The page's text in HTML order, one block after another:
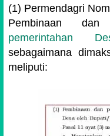
(1) Permendagri
Pembinaan
pemerintahan
sebagaimana
meliputi: